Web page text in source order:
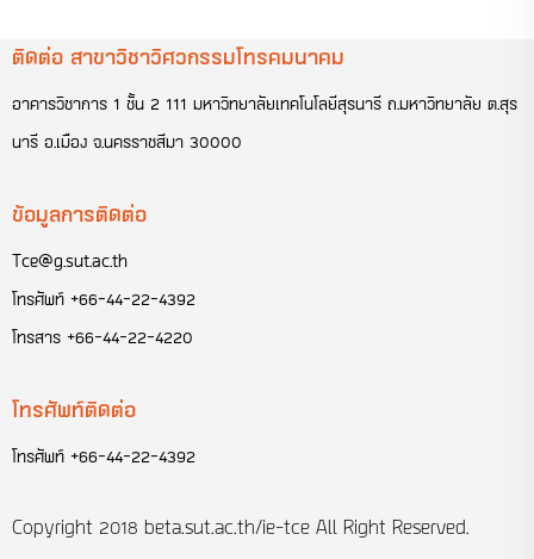
ติดต่อ สาขาวิชาวิศวกรรมโทรคมนาคม
อาคารวิชาการ 1 ชั้น 2 111 มหาวิทยาลัยเทคโนโลยีสุรนารี ถ.มหาวิทยาลัย ต.สุร
นารี อ.เมือง จ.นครราชสีมา 30000
ข้อมูลการติดต่อ
Tce@g.sut.ac.th
โทรศัพท์ +66-44-22-4392
โทรสาร +66-44-22-4220
โทรศัพท์ติดต่อ
โทรศัพท์ +66-44-22-4392
Copyright 2018 beta.sut.ac.th/ie-tce All Right Reserved.